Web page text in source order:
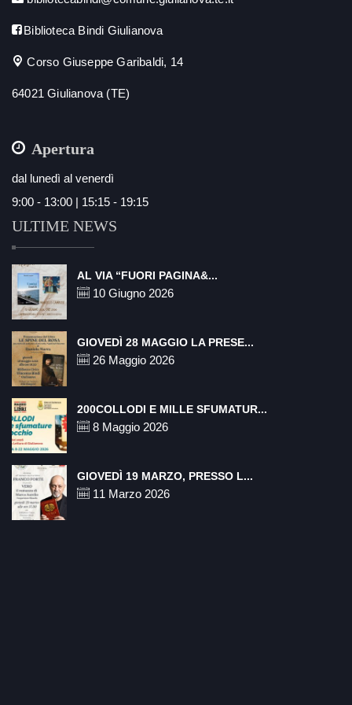
Biblioteca Bindi Giulianova
Corso Giuseppe Garibaldi, 14
64021 Giulianova (TE)
Apertura
dal lunedì al venerdì
9:00 - 13:00 | 15:15 - 19:15
ULTIME NEWS
AL VIA “FUORI PAGINA&...
10 Giugno 2026
GIOVEDÌ 28 MAGGIO LA PRESE...
26 Maggio 2026
200COLLODI E MILLE SFUMATUR...
8 Maggio 2026
GIOVEDÌ 19 MARZO, PRESSO L...
11 Marzo 2026